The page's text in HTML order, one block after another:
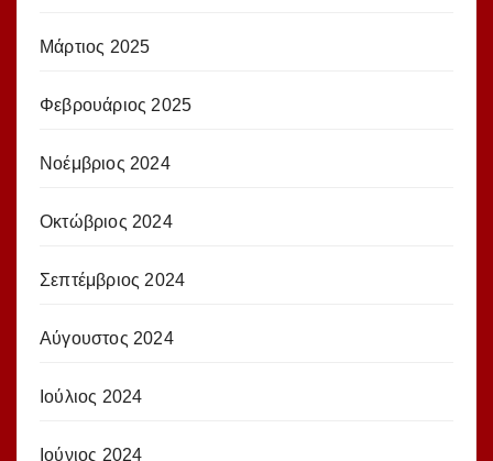
Μάρτιος 2025
Φεβρουάριος 2025
Νοέμβριος 2024
Οκτώβριος 2024
Σεπτέμβριος 2024
Αύγουστος 2024
Ιούλιος 2024
Ιούνιος 2024